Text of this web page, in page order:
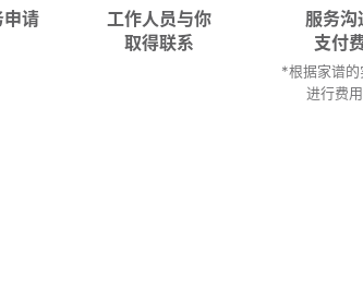
申请
工作人员与你
取得联系
服务沟
支付
*根据家谱的
进行费